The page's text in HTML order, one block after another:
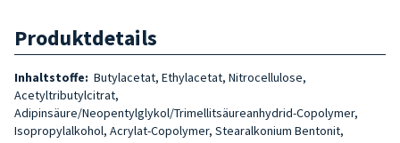
Produktdetails
Inhaltstoffe: Butylacetat, Ethylacetat, Nitrocellulose,
Acetyltributylcitrat,
Adipinsäure/Neopentylglykol/Trimellitsäureanhydrid-Copolymer,
Isopropylalkohol, Acrylat-Copolymer, Stearalkonium Bentonit,